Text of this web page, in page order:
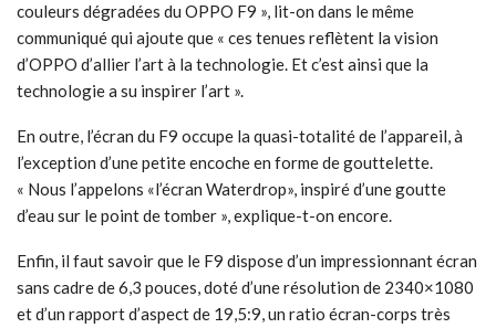
couleurs dégradées du OPPO F9 », lit-on dans le même
communiqué qui ajoute que « ces tenues reflètent la vision
d’OPPO d’allier l’art à la technologie. Et c’est ainsi que la
technologie a su inspirer l’art ».
En outre, l’écran du F9 occupe la quasi-totalité de l’appareil, à
l’exception d’une petite encoche en forme de gouttelette.
« Nous l’appelons «l’écran Waterdrop», inspiré d’une goutte
d’eau sur le point de tomber », explique-t-on encore.
Enfin, il faut savoir que le F9 dispose d’un impressionnant écran
sans cadre de 6,3 pouces, doté d’une résolution de 2340×1080
et d’un rapport d’aspect de 19,5:9, un ratio écran-corps très